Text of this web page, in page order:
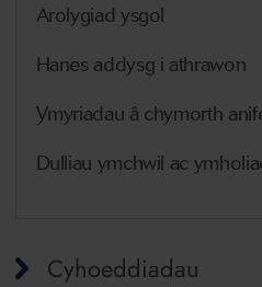
Arolygiad ysgol
Hanes addysg i athrawon
Ymyriadau â chymorth
Dulliau ymchwil ac
Cyhoeddiadau